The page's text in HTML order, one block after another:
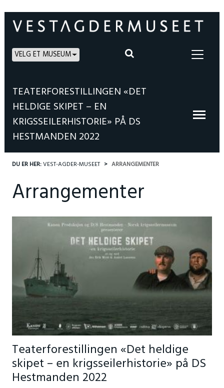
VELG ET MUSEUM
TEATERFORESTILLINGEN «DET
HELDIGE SKIPET – EN
KRIGSSEILERHISTORIE» PÅ DS
HESTMANDEN 2022
DU ER HER:VEST-AGDER-MUSEET ARRANGEMENTER
Arrangementer
Teaterforestillingen «Det heldige
skipet – en krigsseilerhistorie» på DS
Hestmanden 2022